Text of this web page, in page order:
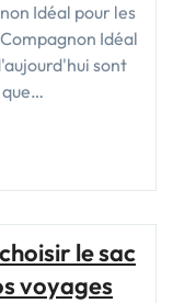
Idéal pour les
Idéal
sont
le sac
voyages